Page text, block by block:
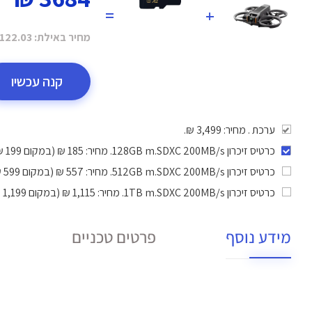
+
=
מחיר באילת: ₪
קנה עכשיו
ערכת . מחיר: 3,499 ₪.
כרטיס זיכרון 128GB m.SDXC 200MB/s
. מחיר: 185 ₪ (במקום 199 ₪).
כרטיס זיכרון 512GB m.SDXC 200MB/s
. מחיר: 557 ₪ (במקום 599 ₪).
כרטיס זיכרון 1TB m.SDXC 200MB/s
. מחיר: 1,115 ₪ (במקום 1,199 ₪).
מידע נוסף פרטים טכניים